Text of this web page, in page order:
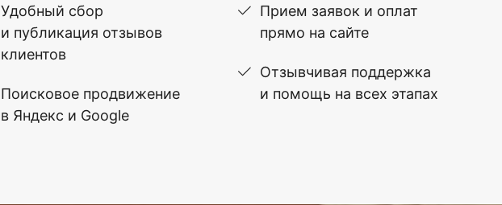
Удобный сбор
и публикация отзывов
клиентов
Поисковое продвижение
в Яндекс и Google
Прием заявок и оплат
прямо на сайте
Отзывчивая поддержка
и помощь на всех этапах